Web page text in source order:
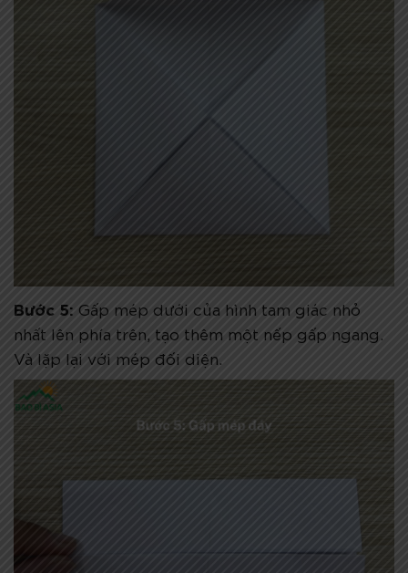
Bước 5: Gấp mép dưới của hình tam giác nhỏ
nhất lên phía trên, tạo thêm một nếp gấp ngang.
Và lặp lại với mép đối diện.